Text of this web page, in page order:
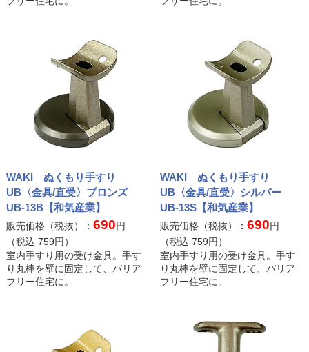
WAKI ぬくもり手すり
UB〈金具/直受〉ブロンズ
UB-13B【和気産業】
販売価格（税抜）： 690円
（税込 759円）
室内手すり用の受け金具。手す
り丸棒を壁に固定して、バリア
フリー住宅に。
WAKI ぬくもり手すり
UB〈金具/直受〉シルバー
UB-13S【和気産業】
販売価格（税抜）：690円
（税込759円）
室内手すり用の受け金具。手す
り丸棒を壁に固定して、バリア
フリー住宅に。